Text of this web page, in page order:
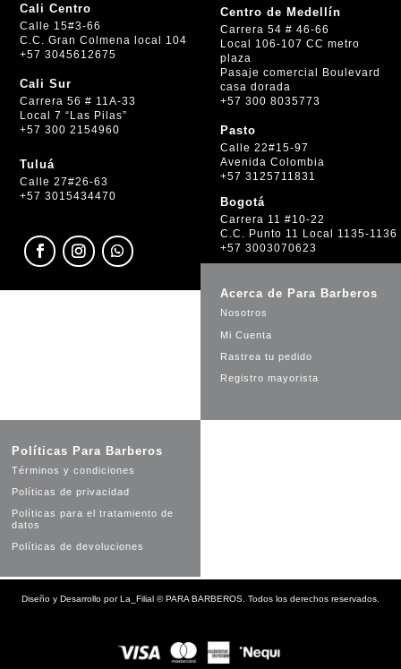
Cali Centro
Calle 15#3-66
C.C. Gran Colmena local 104
+57 3045612675
Cali Sur
Carrera 56 # 11A-33
Local 7 “Las Pilas”
+57 300 2154960
Tuluá
Calle 27#26-63
+57 3015434470
Centro de Medellín
Carrera 54 # 46-66
Local 106-107 CC metro
plaza
Pasaje comercial Boulevard
casa dorada
+57 300 8035773
Pasto
Calle 22#15-97
Avenida Colombia
+57 3125711831
Bogotá
Carrera 11 #10-22
C.C. Punto 11 Local 1135-1136
+57 3003070623
Acerca de Para Barberos
Nosotros
Mi Cuenta
Rastrea tu pedido
Registro mayorista
Políticas Para Barberos
Términos y condiciones
Políticas de privacidad
Políticas para el tratamiento de
datos
Políticas de devoluciones
Diseño y Desarrollo por La_Filial © PARA BARBEROS. Todos los derechos reservados.